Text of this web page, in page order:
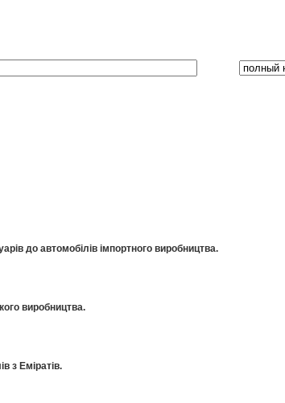
до автомобілів імпортного виробництва.
виробництва.
з Еміратів.